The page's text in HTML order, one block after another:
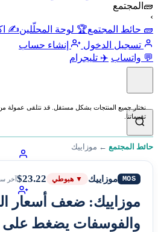
🧱 المجتمع
›
🧱 حائط المجتمع🏆 لوحة المحلّلين✍️
تسجيل الدخول
إنشاء حساب
💬 واتساب ✈️ تليجرام
نختار جميع المنتجات بشكل مستقل. قد نتلقى عمولة
تقييماتنا.
حائط المجتمع ← موزاييك
MOS موزاييك ▼ هبوطي $23.22آخر
موزاييك: ضعف أسعار
والفوسفات يضغط على